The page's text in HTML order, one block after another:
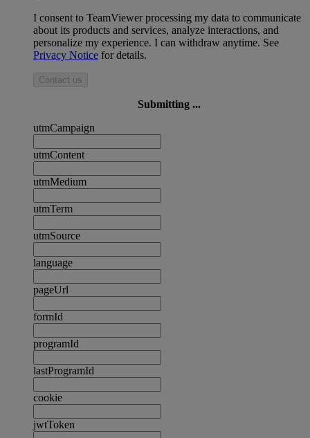
I consent to TeamViewer processing my data to communicate
about its products and services, analyze interactions, and
personalize my experience. I can withdraw anytime. See
Privacy Notice for details.
Contact us
Submitting ...
utmCampaign
utmContent
utmMedium
utmTerm
utmSource
language
pageUrl
formId
programId
lastProgramId
cookie
jwtToken